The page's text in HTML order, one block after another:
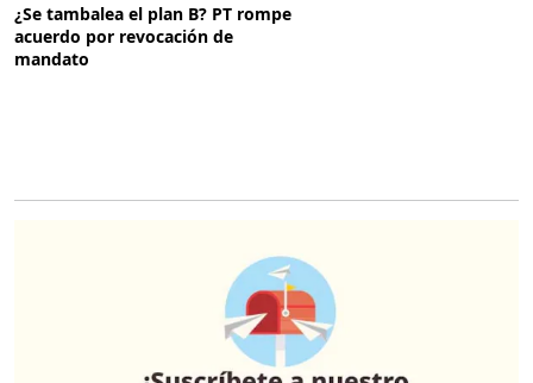
¿Se tambalea el plan B? PT rompe
acuerdo por revocación de
mandato